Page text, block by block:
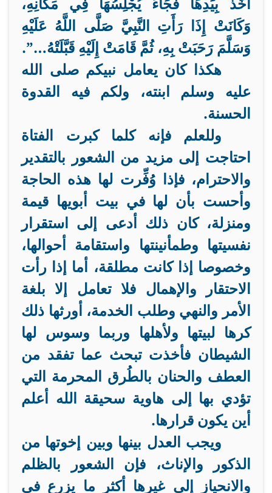
وَكَانَتْ إِذَا رَأَتِ النَّبِيَّ صَلَّى اللَّهُ عَلَيْهِ
وَسَلَّمَ رَحَبَتْ بِهِ، ثُمَّ قَامَتْ إِلَيْهِ قَبَّلَتْهُ…”.
هكذا كان يعامل نبيكم صلى الله
عليه وسلم ابنته، ولكم فيه القدوة
الحسنة.
وللعلم فإنه كلما كبرت الفتاة
احتاجت إلى مزيد من الشعور بالتقدير
والاحترام، فإذا وُفِّرت لها هذه الحاجة
وأحست بأن لها في بيت أبويها قيمة
ومنزلة، كان ذلك أدعى إلى استقرار
نفسيتها وطمأنينتها واستقامة أحوالها،
وخصوصا إذا كانت مطلقة، أما إذا رأت
الاحتقار والإهمال فلا تعامل إلا بلغة
الأمر والنهي وطلب الخدمة، أورثها ذلك
كرها لبيتها ولأهلها وربما وسوس لها
الشيطان فأخذت تبحث عما تفقد من
العطف والحنان بالطُرق المحرمة التي
تؤدي بها إلى هاوية سحيقة الله أعلم
أين يكون قرارها.
ويجب العدل بينها وبين إخوتها من
الذكور والإناث، فإن الشعور بالظلم
والانحياز إلى غيرها أكثر ما يزرع في